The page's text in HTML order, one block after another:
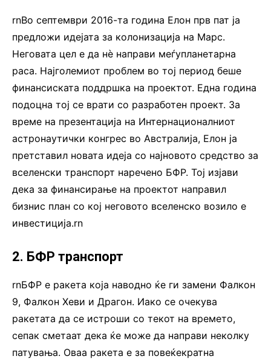
rnВо септември 2016-та година Елон прв пат ја
предложи идејата за колонизација на Марс.
Неговата цел е да нè направи меѓупланетарна
раса. Најголемиот проблем во тој период беше
финансиската поддршка на проектот. Една година
подоцна тој се врати со разработен проект. За
време на презентација на Интернационалниот
астронаутички конгрес во Австралија, Елон ја
претставил новата идеја со најновото средство за
вселенски транспорт наречено БФР. Тој изјави
дека за финансирање на проектот направил
бизнис план со кој неговото вселенско возило е
инвестиција.rn
2. БФР транспорт
rnБФР е ракета која наводно ќе ги замени Фалкон
9, Фалкон Хеви и Драгон. Иако се очекува
ракетата да се истроши со текот на времето,
сепак сметаат дека ќе може да направи неколку
патувања. Оваа ракета e за повеќекратна